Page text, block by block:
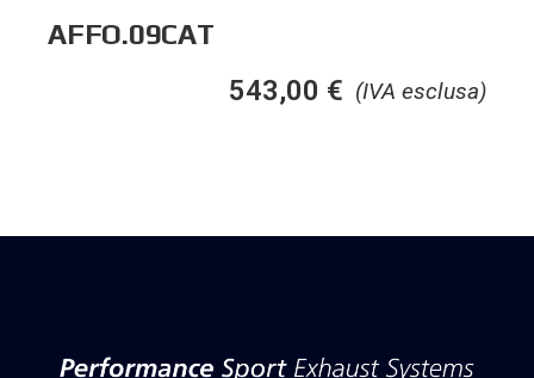
AFFO.09CAT
(IVA esclusa)
543,00 €